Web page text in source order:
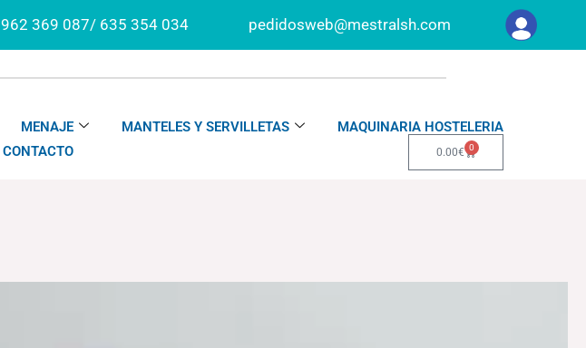
962 369 087/ 635 354 034 pedidosweb@mestralsh.com
MENAJE MANTELES Y SERVILLETAS
MAQUINARIA HOSTELERIA
CONTACTO 0.00€ 0
Carrito